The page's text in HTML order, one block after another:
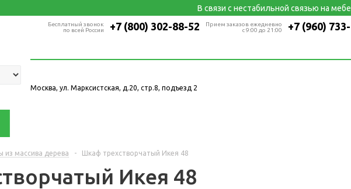
В связи с нестабильной связью на
Бесплатный звонок
по всей России
+7 (800) 302-88-52
Прием заказов ежедневно
с 9:00 до 21:00
+7 (960)
Москва, ул. Марксистская, д.20, стр.8, подъезд 2
из массива дерева - Шкаф трехстворчатый Икея 48
Икея 48